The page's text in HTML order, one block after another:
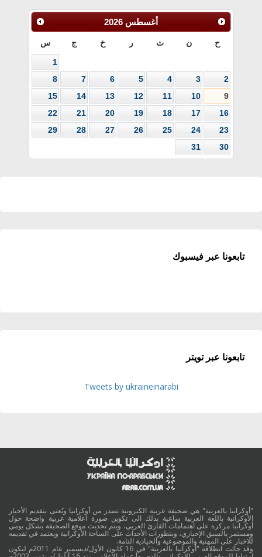
أغسطس 2026
ح ن ث ر خ ج س
1
2
3
4
5
6
7
8
9
10
11
12
13
14
15
16
17
18
19
20
21
22
23
24
25
26
27
28
29
30
31
تابعونا عبر فيسبوك
تابعونا عبر تويتر
Tweets by ukraineinarabi
"أوكرانيا بالعربية" هي صحيفة عربية الكترونية تصدر من أوكرانيا وتُعنى بتقديم الأخبار
الأوكرانية باللغة العربية ساعية بذلك الى تكوين صورة اعلامية عربية واضحة حول
أوكرانيا مركزة على اهتمامات القارئ العربي، ويتم تحديث موقع الصحيفة بشكل يومي
ومستمر بالسبق الإخباري، وبتطورات الأحداث على الساحة الأوكرانية ويعتمد في تقديمه
للاخبار على المهنية والموضوعية والحيادية التامة.
وقد جائت انطلاقة "أوكرانيا بالعربية" في 16 كانون الأول/ديسمبر عام 2011م لتكون